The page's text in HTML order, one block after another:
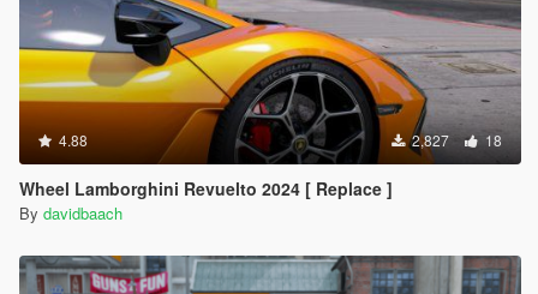
4.88 2,827 18
Wheel Lamborghini Revuelto 2024 [ Replace ]
By davidbaach